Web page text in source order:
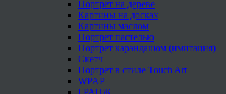
Портрет на дереве
Картины на досках
Картины маслом
Портрет пастелью
Портрет карандашом (имитация)
Скетч
Портрет в стиле Touch Art
WPAP
ГРАНЖ